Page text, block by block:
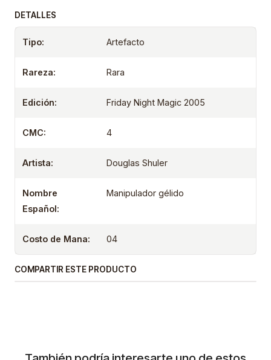
DETALLES
Tipo: Artefacto
Rareza: Rara
Edición: Friday Night Magic 2005
CMC: 4
Artista: Douglas Shuler
Nombre
Español:
Manipulador gélido
Costo de Mana: 04
COMPARTIR ESTE PRODUCTO